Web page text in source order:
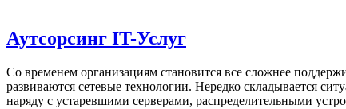
Аутсорсинг IT-Услуг
Со временем организациям становится все сложнее
развиваются сетевые технологии. Нередко складывается
наряду с устаревшими серверами, распределительными